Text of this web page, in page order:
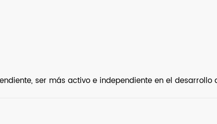
ser más activo e independiente en el desarrollo